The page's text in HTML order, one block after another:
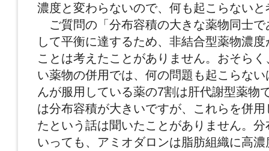
濃度と変わらないので、何も起こらないと
ご質問の「分布容積の大きな薬物同士で
して平衡に達するため、非結合型薬物濃
ことは考えたことがありません。おそら
い薬物の併用では、何の問題も起こらな
んが服用している薬の7割は肝代謝型薬物
は分布容積が大きいですが、これらを併
たという話は聞いたことがありません。
いっても、アミオダロンは脂肪組織に高